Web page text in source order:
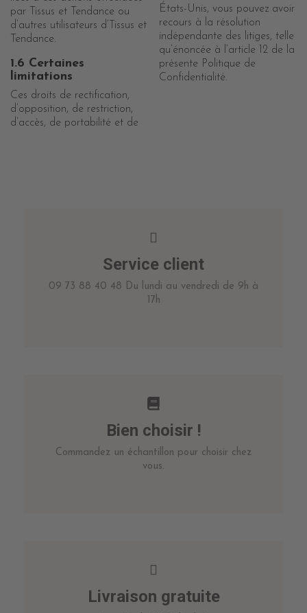
par Tissus et Tendance ou
d’autres utilisateurs d’Tissus et
Tendance.
1.6 Certaines
limitations
Ces droits de rectification,
d’opposition, de restriction,
d’accès, de portabilité et de
États-Unis, vous pouvez avoir
recours à la résolution
indépendante des litiges, telle
qu’énoncée à l’article 12 de la
présente Politique de
Confidentialité.
Service client
09 73 88 40 48 Du lundi au vendredi de 9h à
17h
Bien choisir !
Commandez un échantillon pour choisir chez
vous.
Livraison gratuite